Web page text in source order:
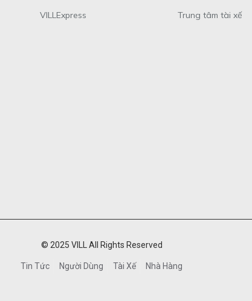
VILLExpress Trung tâm tài xế
© 2025 VILL All Rights Reserved
Tin Tức Người Dùng Tài Xế Nhà Hàng